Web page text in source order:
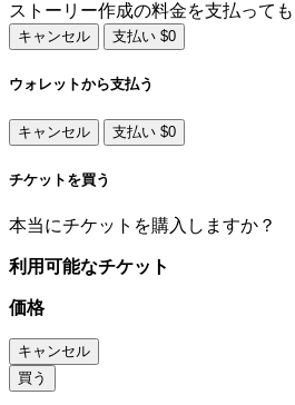
ストーリー作成の料金を支払って
キャンセル 支払い $0
ウォレットから支払う
キャンセル 支払い $0
チケットを買う
本当にチケットを購入しますか？
利用可能なチケット
価格
キャンセル
買う